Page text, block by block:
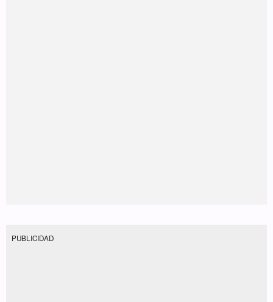
PUBLICIDAD